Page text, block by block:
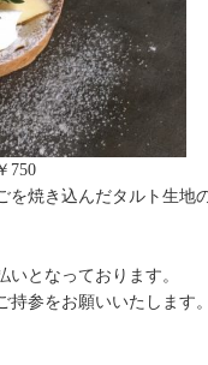
750
を焼き込んだタルト生地
いとなっております。
参をお願いいたします。